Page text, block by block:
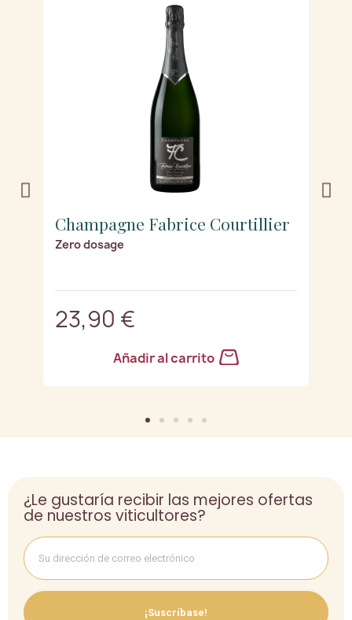
Champagne Fabrice Courtillier
Zero dosage
23,90 €
Añadir al carrito
¿Le gustaría recibir las mejores ofertas
de nuestros viticultores?
¡Suscríbase!